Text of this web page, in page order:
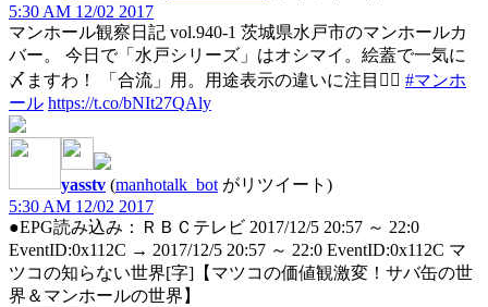
5:30 AM 12/02 2017
マンホール観察日記 vol.940-1 茨城県水戸市のマンホールカ
バー。 今日で「水戸シリーズ」はオシマイ。絵蓋で一気に
〆ますわ！ 「合流」用。用途表示の違いに注目☝🏻 #マンホ
ール https://t.co/bNIt27QAly
yasstv (manhotalk_bot がリツイート)
5:30 AM 12/02 2017
●EPG読み込み：ＲＢＣテレビ 2017/12/5 20:57 ～ 22:0
EventID:0x112C → 2017/12/5 20:57 ～ 22:0 EventID:0x112C マ
ツコの知らない世界[字]【マツコの価値観激変！サバ缶の世
界＆マンホールの世界】